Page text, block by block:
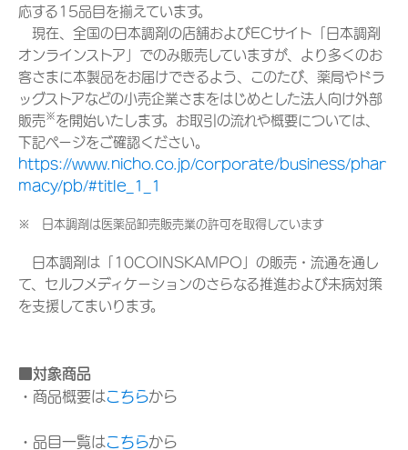
応する15品目を揃えています。
現在、全国の日本調剤の店舗およびECサイト「日本調剤
オンラインストア」でのみ販売していますが、より多くのお
客さまに本製品をお届けできるよう、このたび、薬局やドラ
ッグストアなどの小売企業さまをはじめとした法人向け外部
販売※を開始いたします。お取引の流れや概要については、
下記ページをご確認ください。
https://www.nicho.co.jp/corporate/business/phar
macy/pb/#title_1_1
※ 日本調剤は医薬品卸売販売業の許可を取得しています
日本調剤は「10COINSKAMPO」の販売・流通を通し
て、セルフメディケーションのさらなる推進および未病対策
を支援してまいります。
■対象商品
・商品概要はこちらから
・品目一覧はこちらから